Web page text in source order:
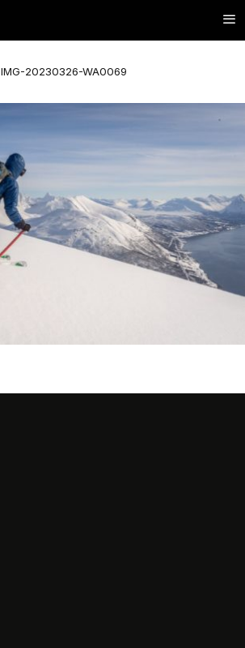
IMG-20230326-WA0069